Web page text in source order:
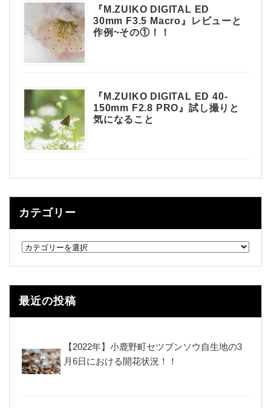
『M.ZUIKO DIGITAL ED
30mm F3.5 Macro』レビューと
作例~その①！！
『M.ZUIKO DIGITAL ED 40-
150mm F2.8 PRO』試し撮りと
気になること
カテゴリー
カ
リ
ー
最近の投稿
【2022年】小鹿野町セツブンソウ自生地の3
月6日における開花状況！！